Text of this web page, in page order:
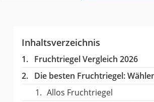
Inhaltsverzeichnis
Fruchtriegel Vergleich 2026
Die besten Fruchtriegel:
Allos Fruchtriegel